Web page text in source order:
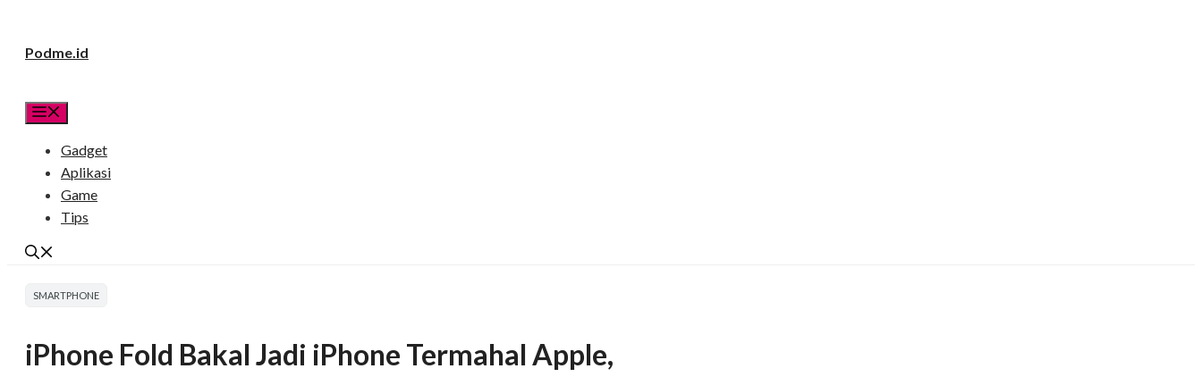
Podme.id
Gadget
Aplikasi
Game
Tips
SMARTPHONE
iPhone Fold Bakal Jadi iPhone Termahal Apple,